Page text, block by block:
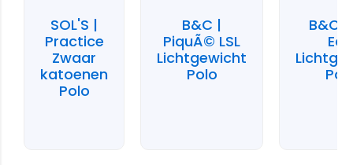
SOL'S |
Practice
Zwaar
katoenen
Polo
B&C |
PiquÃ© LSL
Lichtgewicht
Polo
B&C |
Eco